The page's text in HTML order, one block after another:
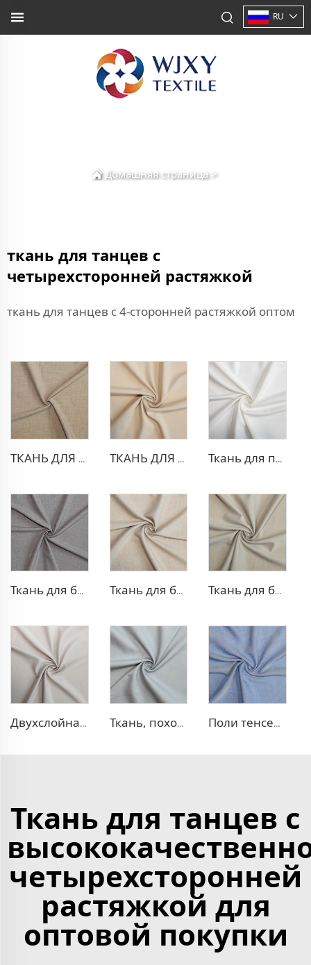
RU
Домашняя страница>
ткань для танцев с
четырехсторонней растяжкой
ткань для танцев с 4-сторонней растяжкой оптом
ТКАНЬ ДЛЯ ТРИКОТАЖНЫХ БРЮК ИЗ ПОЛИЭСТЕРА И ВИСКОЗЫ ТКАНЬ ДЛЯ БЛЕЙЗЕРА ИЗ ПОЛИЭСТЕРА И ВИСКОЗЫ Ткань для платья из полиэстера и вискозы с эффектом стрейч
Ткань для брюк TR с четырехсторонней растяжкой Ткань для блейзера TR, похожая на лен Ткань для блейзера TR в рубчик
Двухслойная ткань для платья TR Ткань, похожая на деним, TR с эффектом стрейч Поли тенсел деним — ткань, похожая на джинсовую
Ткань для танцев с
четырехсторонней
растяжкой для
оптовой покупки